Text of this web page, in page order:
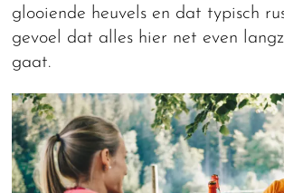
glooiende heuvels en dat typisch
gevoel dat alles hier net even
gaat.